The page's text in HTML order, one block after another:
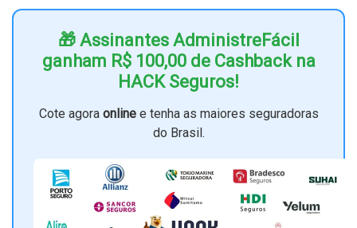
🎁 Assinantes AdministreFácil
ganham R$ 100,00 de Cashback na
HACK Seguros!
Cote agora onlinee tenha as maiores seguradoras
do Brasil.